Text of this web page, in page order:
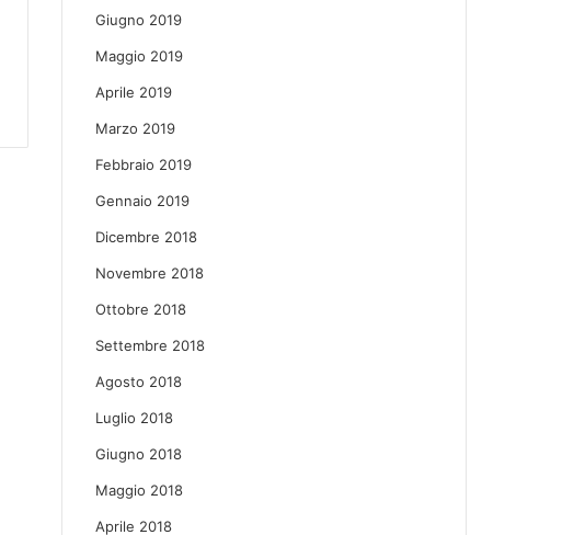
Giugno 2019
Maggio 2019
Aprile 2019
Marzo 2019
Febbraio 2019
Gennaio 2019
Dicembre 2018
Novembre 2018
Ottobre 2018
Settembre 2018
Agosto 2018
Luglio 2018
Giugno 2018
Maggio 2018
Aprile 2018